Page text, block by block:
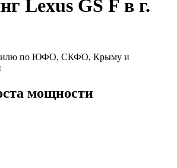
Lexus GS F в г.
по ЮФО, СКФО, Крыму и
мощности